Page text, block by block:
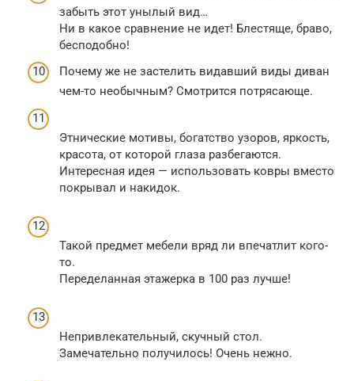
забыть этот унылый вид…
Ни в какое сравнение не идет! Блестяще, браво,
бесподобно!
Почему же не застелить видавший виды диван
чем-то необычным? Смотрится потрясающе.
Этнические мотивы, богатство узоров, яркость,
красота, от которой глаза разбегаются.
Интересная идея — использовать ковры вместо
покрывал и накидок.
Такой предмет мебели вряд ли впечатлит кого-
то.
Переделанная этажерка в 100 раз лучше!
Непривлекательный, скучный стол.
Замечательно получилось! Очень нежно.